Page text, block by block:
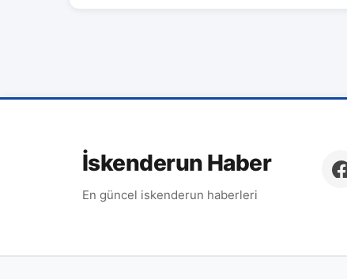
İskenderun Haber
En güncel iskenderun haberleri